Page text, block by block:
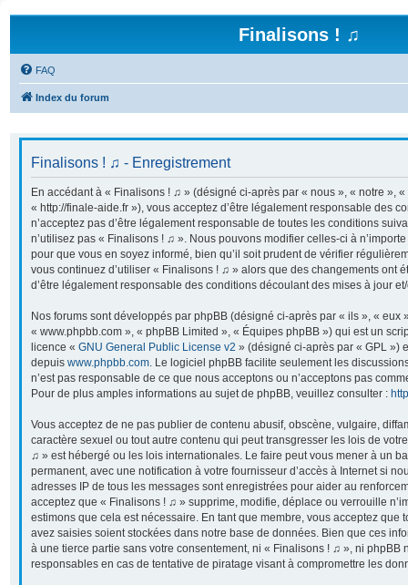
Finalisons ! ♫
FAQ
Index du forum
Finalisons ! ♫ - Enregistrement
En accédant à « Finalisons ! ♫ » (désigné ci-après par « nous », « notre »,
« http://finale-aide.fr »), vous acceptez d’être légalement responsable des
n’acceptez pas d’être légalement responsable de toutes les conditions
n’utilisez pas « Finalisons ! ♫ ». Nous pouvons modifier celles-ci à
pour que vous en soyez informé, bien qu’il soit prudent de vérifier
vous continuez d’utiliser « Finalisons ! ♫ » alors que des changements ont
d’être légalement responsable des conditions découlant des mises à jour
Nos forums sont développés par phpBB (désigné ci-après par « ils », « eux
« www.phpbb.com », « phpBB Limited », « Équipes phpBB ») qui est un
licence « GNU General Public License v2 » (désigné ci-après par « GPL »)
depuis www.phpbb.com. Le logiciel phpBB facilite seulement les
n’est pas responsable de ce que nous acceptons ou n’acceptons pas
Pour de plus amples informations au sujet de phpBB, veuillez consulter :
Vous acceptez de ne pas publier de contenu abusif, obscène, vulgaire,
caractère sexuel ou tout autre contenu qui peut transgresser les lois de
♫ » est hébergé ou les lois internationales. Le faire peut vous mener à un
permanent, avec une notification à votre fournisseur d’accès à Internet si
adresses IP de tous les messages sont enregistrées pour aider au
acceptez que « Finalisons ! ♫ » supprime, modifie, déplace ou verrouille
estimons que cela est nécessaire. En tant que membre, vous acceptez que
avez saisies soient stockées dans notre base de données. Bien que ces
à une tierce partie sans votre consentement, ni « Finalisons ! ♫ », ni phpBB
responsables en cas de tentative de piratage visant à compromettre les